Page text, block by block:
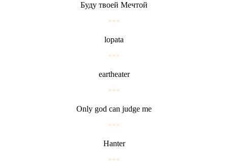
Буду твоей Мечтой
***
lopata
***
eartheater
***
Only god can judge me
***
Hanter